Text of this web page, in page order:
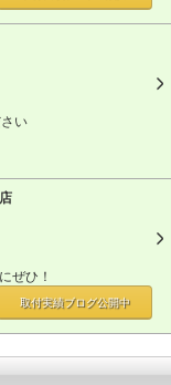
い
ぜひ！
取付実績ブログ公開中